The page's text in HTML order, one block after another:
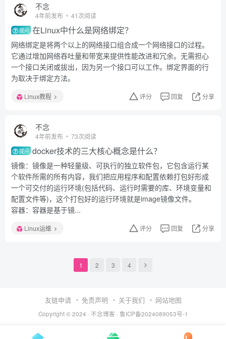
不念
4年前发布 41次阅读
提问 在Linux中什么是网络绑定？
网络绑定是将两个以上的网络接口组合成一个网络接口的过程。
它通过增加网络吞吐量和带宽来提供性能改进和冗余。无需担心
一个接口关闭或拔出，因为另一个接口可以工作。绑定界面的行
为取决于绑定方法。
Linux教程 评分 回复 分享
不念
4年前发布 73次阅读
提问 docker技术的三大核心概念是什么？
镜像：镜像是一种轻量级、可执行的独立软件包，它包含运行某
个软件所需的所有内容，我们把应用程序和配置依赖打包好形成
一个可交付的运行环境(包括代码、运行时需要的库、环境变量和
配置文件等)，这个打包好的运行环境就是image镜像文件。
容器：容器是基于镜...
Linux运维 评分 回复 分享
1 2 3 4
友链申请 免责声明 关于我们 网站地图
Copyright © 2024 · 不念博客 · 鲁ICP备2024089053号-1